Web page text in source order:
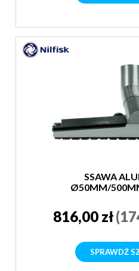
SSAWA
Ø50MM/
816,00 zł
SPRAWDŹ